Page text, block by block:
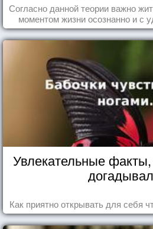
Согласно данной теории важно
моментом жизни осознанно и с
попробуем разобраться на
Увлекательные
Как приятно открывать для себя